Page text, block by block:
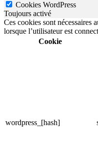
Cookies WordPress
Toujours activé
Ces cookies sont nécessaires
lorsque l’utilisateur est
Cookie
wordpress_[hash]